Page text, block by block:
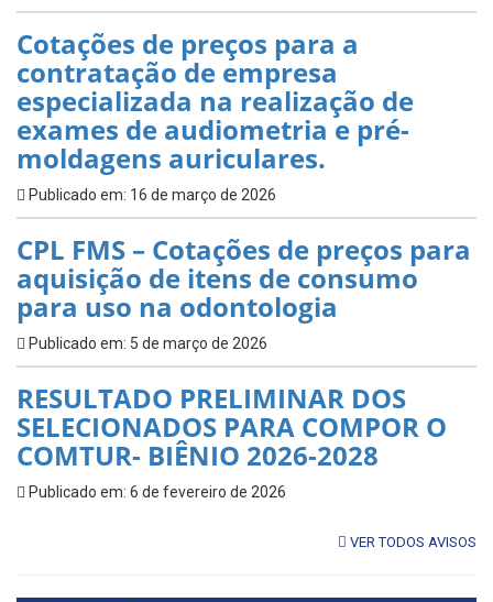
Cotações de preços para a
contratação de empresa
especializada na realização de
exames de audiometria e pré-
moldagens auriculares.
Publicado em: 16 de março de 2026
CPL FMS – Cotações de preços para
aquisição de itens de consumo
para uso na odontologia
Publicado em: 5 de março de 2026
RESULTADO PRELIMINAR DOS
SELECIONADOS PARA COMPOR O
COMTUR- BIÊNIO 2026-2028
Publicado em: 6 de fevereiro de 2026
VER TODOS AVISOS